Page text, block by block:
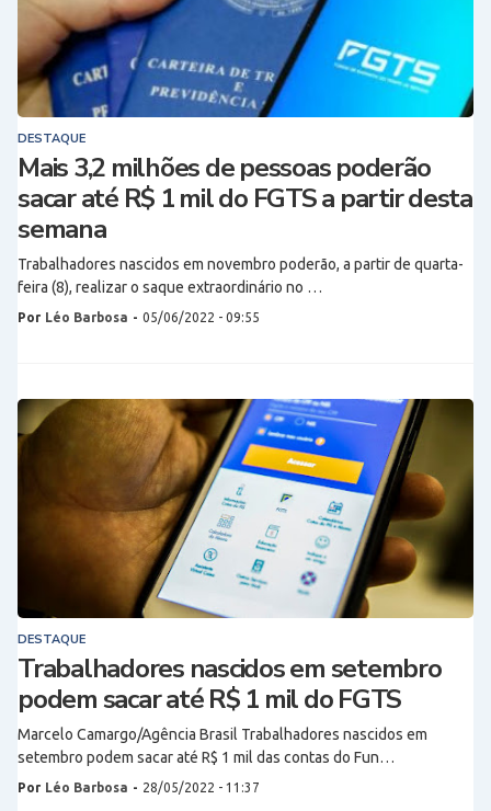
DESTAQUE
Mais 3,2 milhões de pessoas poderão
sacar até R$ 1 mil do FGTS a partir desta
semana
Trabalhadores nascidos em novembro poderão, a partir de quarta-
feira (8), realizar o saque extraordinário no …
Por Léo Barbosa - 05/06/2022 - 09:55
DESTAQUE
Trabalhadores nascidos em setembro
podem sacar até R$ 1 mil do FGTS
Marcelo Camargo/Agência Brasil Trabalhadores nascidos em
setembro podem sacar até R$ 1 mil das contas do Fun…
Por Léo Barbosa - 28/05/2022 - 11:37